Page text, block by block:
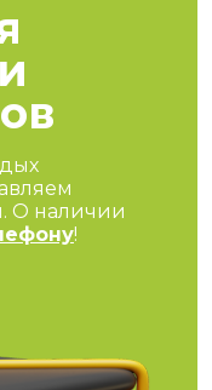
О наличии
!